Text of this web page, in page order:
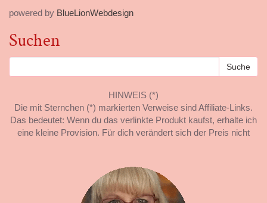
powered by BlueLionWebdesign
Suchen
HINWEIS (*)
Die mit Sternchen (*) markierten Verweise sind Affiliate-Links.
Das bedeutet: Wenn du das verlinkte Produkt kaufst, erhalte ich
eine kleine Provision. Für dich verändert sich der Preis nicht